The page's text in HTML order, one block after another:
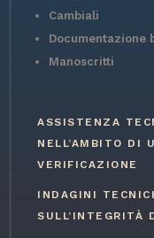
Cambiali
Documentazione
Manoscritti
ASSISTENZA
NELL’AMBITO DI
VERIFICAZIONE
INDAGINI
SULL’INTEGRITÀ